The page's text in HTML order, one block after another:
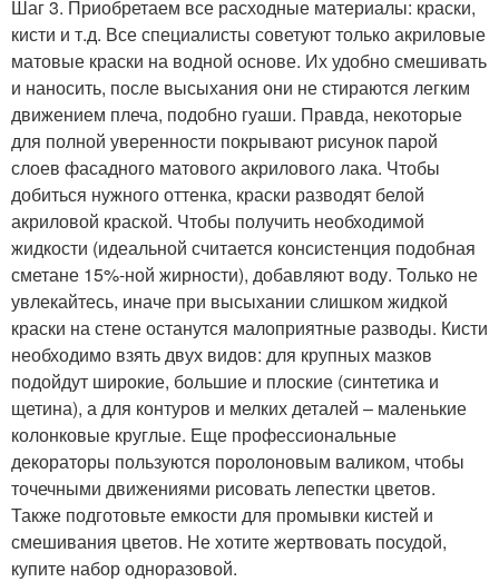
Шаг 3. Приобретаем все расходные материалы: краски,
кисти и т.д. Все специалисты советуют только акриловые
матовые краски на водной основе. Их удобно смешивать
и наносить, после высыхания они не стираются легким
движением плеча, подобно гуаши. Правда, некоторые
для полной уверенности покрывают рисунок парой
слоев фасадного матового акрилового лака. Чтобы
добиться нужного оттенка, краски разводят белой
акриловой краской. Чтобы получить необходимой
жидкости (идеальной считается консистенция подобная
сметане 15%-ной жирности), добавляют воду. Только не
увлекайтесь, иначе при высыхании слишком жидкой
краски на стене останутся малоприятные разводы. Кисти
необходимо взять двух видов: для крупных мазков
подойдут широкие, большие и плоские (синтетика и
щетина), а для контуров и мелких деталей – маленькие
колонковые круглые. Еще профессиональные
декораторы пользуются поролоновым валиком, чтобы
точечными движениями рисовать лепестки цветов.
Также подготовьте емкости для промывки кистей и
смешивания цветов. Не хотите жертвовать посудой,
купите набор одноразовой.